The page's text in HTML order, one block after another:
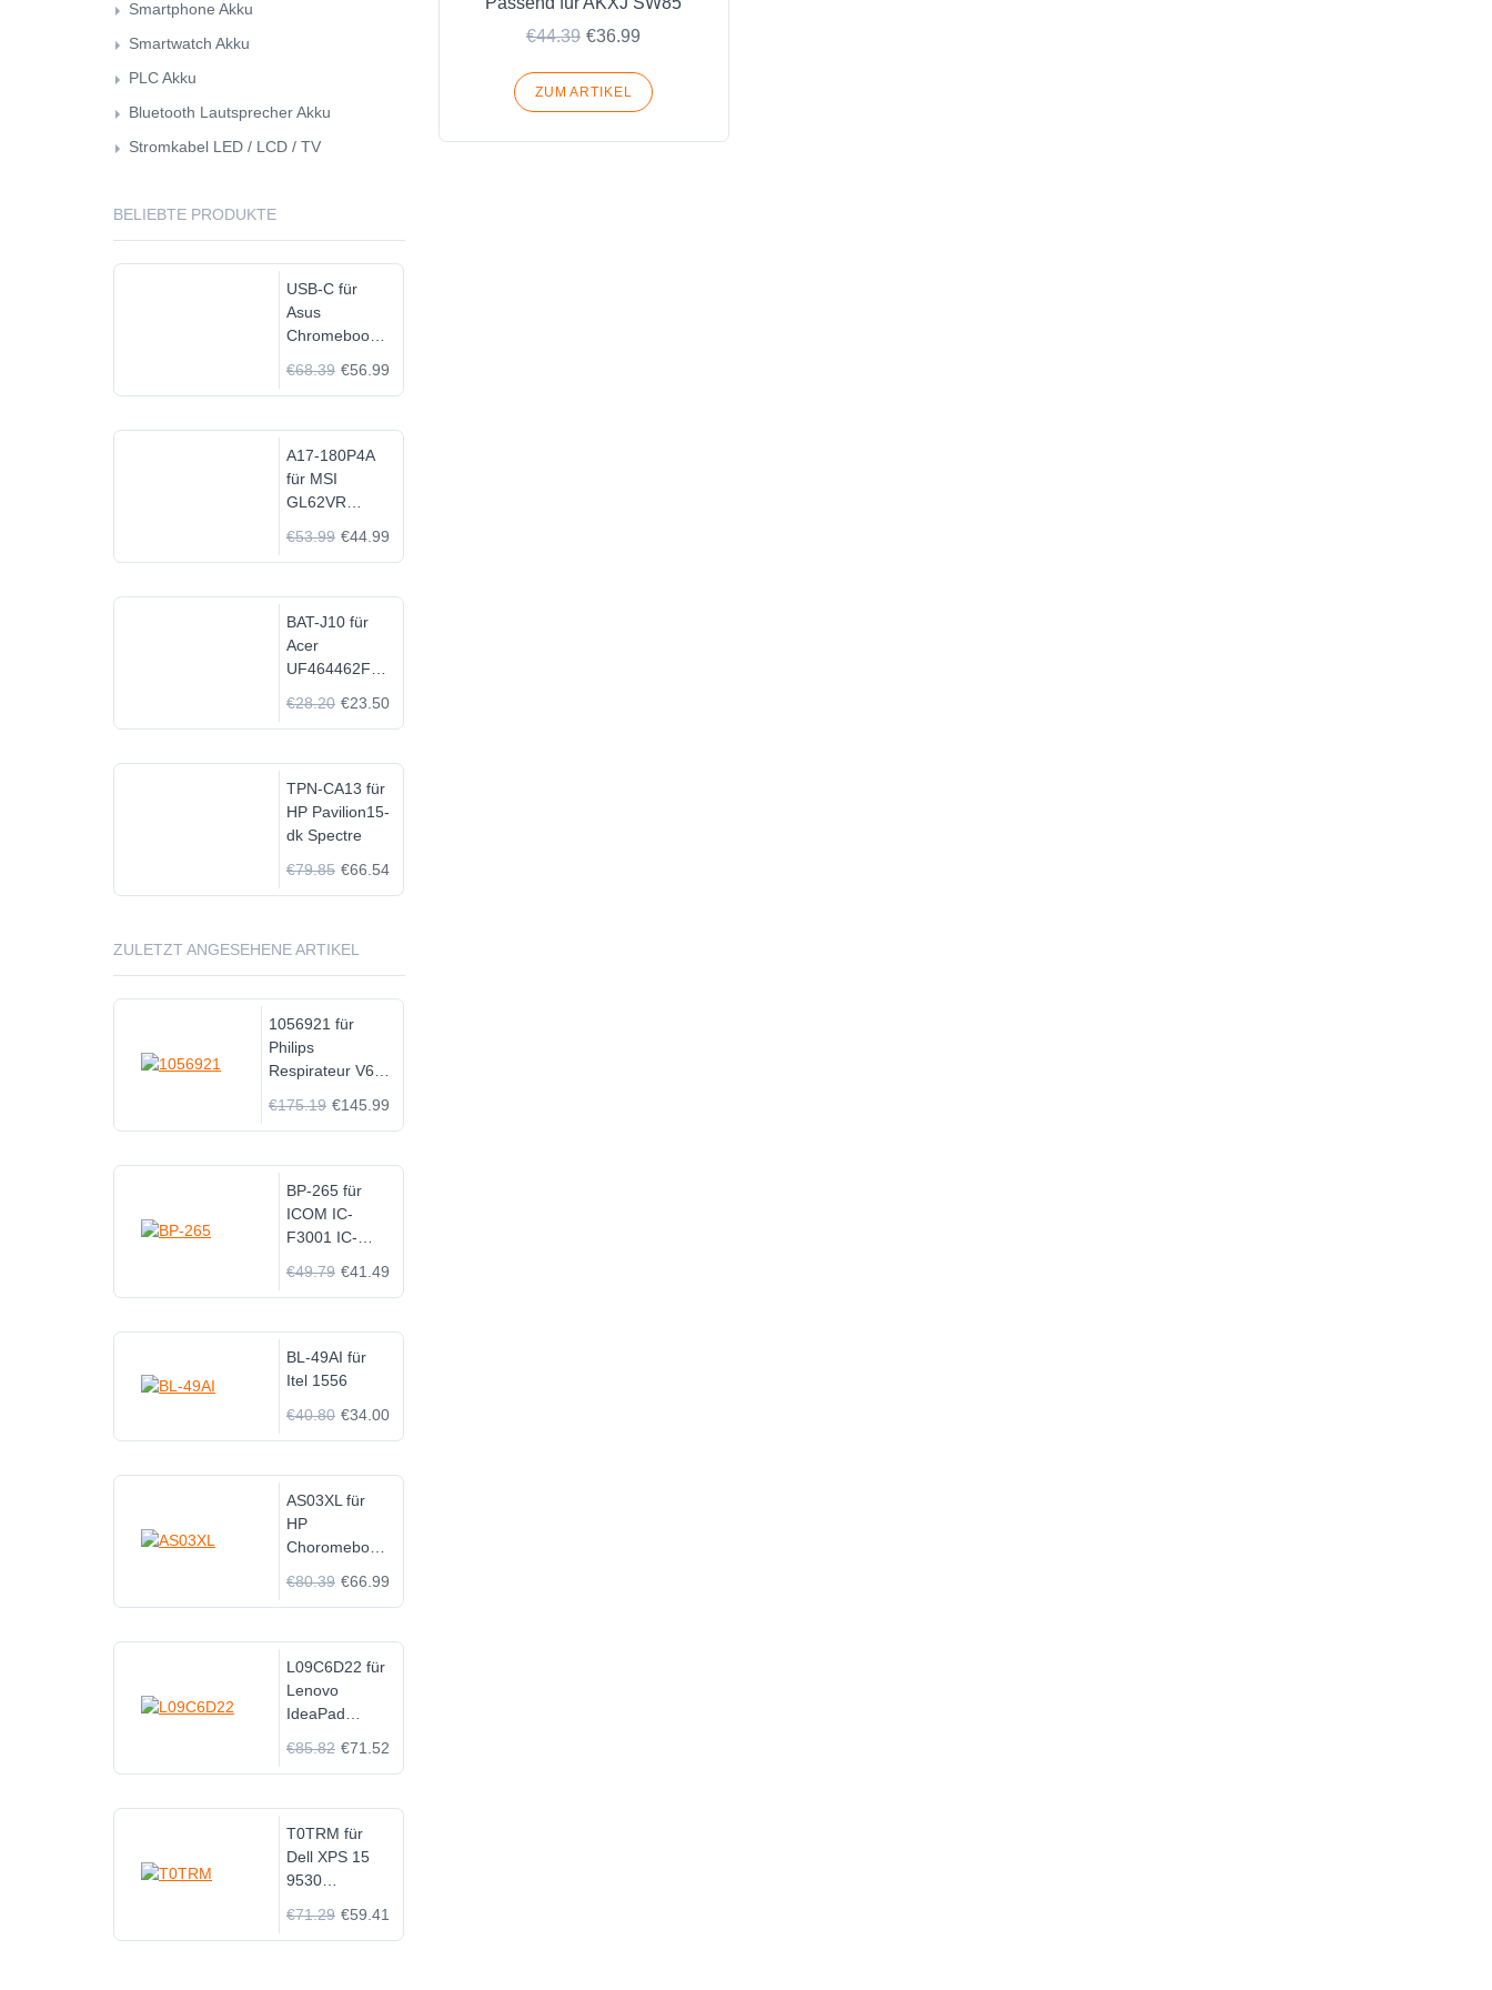
€44.39 €36.99
ZUM ARTIKEL
Smartphone Akku
Smartwatch Akku
PLC Akku
Bluetooth Lautsprecher Akku
Stromkabel LED / LCD / TV
BELIEBTE PRODUKTE
USB-C für
Asus
Chromebook
€68.39 €56.99
A17-180P4A
für MSI
GL62VR
€53.99 €44.99
BAT-J10 für
Acer
UF464462F
€28.20 €23.50
TPN-CA13 für
HP Pavilion15-
dk Spectre
€79.85 €66.54
ZULETZT ANGESEHENE ARTIKEL
1056921 für
Philips
Respirateur V60
€175.19 €145.99
BP-265 für
ICOM IC-
F3001 IC-
3101 IC-
F3108D
€49.79 €41.49
BL-49AI für
Itel 1556
€40.80 €34.00
AS03XL für
HP
Choromebook
€80.39 €66.99
L09C6D22 für
Lenovo
IdeaPad
€85.82 €71.52
T0TRM für
Dell XPS 15
9530
€71.29 €59.41